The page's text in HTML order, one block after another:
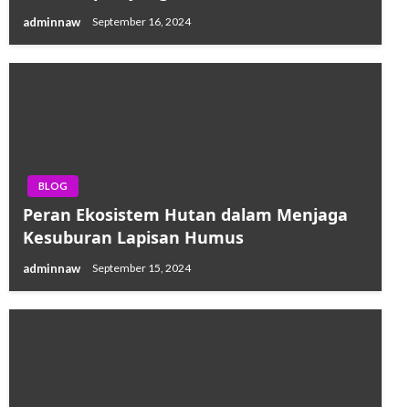
adminnaw September 16, 2024
BLOG
Peran Ekosistem Hutan dalam Menjaga
Kesuburan Lapisan Humus
adminnaw September 15, 2024